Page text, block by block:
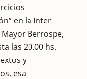
en la Inter
Berrospe,
las 20.00 hs.
y
esa